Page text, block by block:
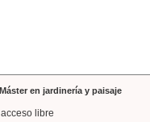
en jardinería y paisaje
libre